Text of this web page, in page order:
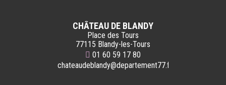
CHÂTEAU DE BLANDY
Place des Tours
77115 Blandy-les-Tours
01 60 59 17 80
chateaudeblandy@departement77.fr